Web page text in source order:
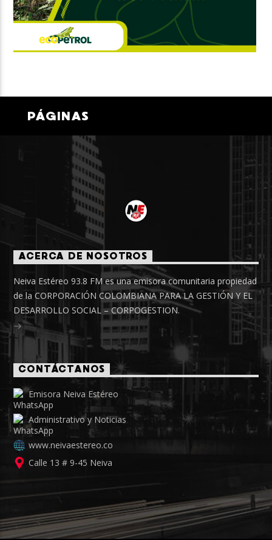
PÁGINAS
ACERCA DE NOSOTROS
Neiva Estéreo 93.8 FM es una emisora comunitaria propiedad
de la CORPORACIÓN COLOMBIANA PARA LA GESTIÓN Y EL
DESARROLLO SOCIAL – CORPOGESTION.
CONTÁCTANOS
Emisora Neiva Estéreo
Administrativo y Noticias
www.neivaestereo.co
Calle 13 # 9-45 Neiva